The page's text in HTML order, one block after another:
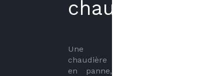
chaudière
Une
chaudière
en panne,